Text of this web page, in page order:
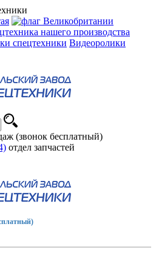
нашего производства
спецтехники Видеоролики
(звонок бесплатный)
отдел запчастей